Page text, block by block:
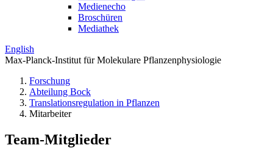
Medienecho
Broschüren
Mediathek
English
Max-Planck-Institut für Molekulare Pflanzenphysiologie
Forschung
Abteilung Bock
Translations­regulation in Pflanzen
Mitarbeiter
Team-Mitglieder